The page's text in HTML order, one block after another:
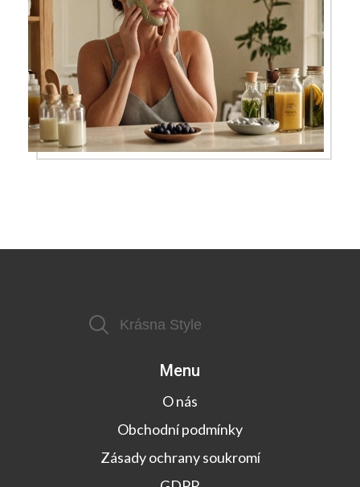
Menu
O nás
Obchodní podmínky
Zásady ochrany soukromí